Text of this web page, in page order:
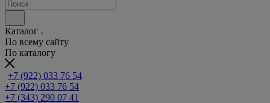
Каталог
По всему сайту
По каталогу
+7 (922) 033 76 54
+7 (922) 033 76 54
+7 (343) 290 07 41